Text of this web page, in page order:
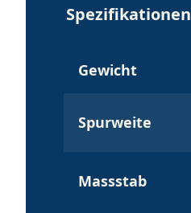
Spezifikationen
Gewicht
Spurweite
Massstab